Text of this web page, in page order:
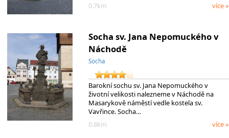
0.7km
více »
Socha sv. Jana Nepomuckého v
Náchodě
Socha
Barokní sochu sv. Jana Nepomuckého v
životní velikosti nalezneme v Náchodě na
Masarykově náměstí vedle kostela sv.
Vavřince. Socha…
0.8km
více »